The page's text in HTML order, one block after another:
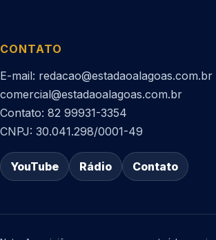
CONTATO
E-mail: redacao@estadaoalagoas.com.br
comercial@estadaoalagoas.com.br
Contato: 82 99931-3354
CNPJ: 30.041.298/0001-49
YouTube Rádio Contato